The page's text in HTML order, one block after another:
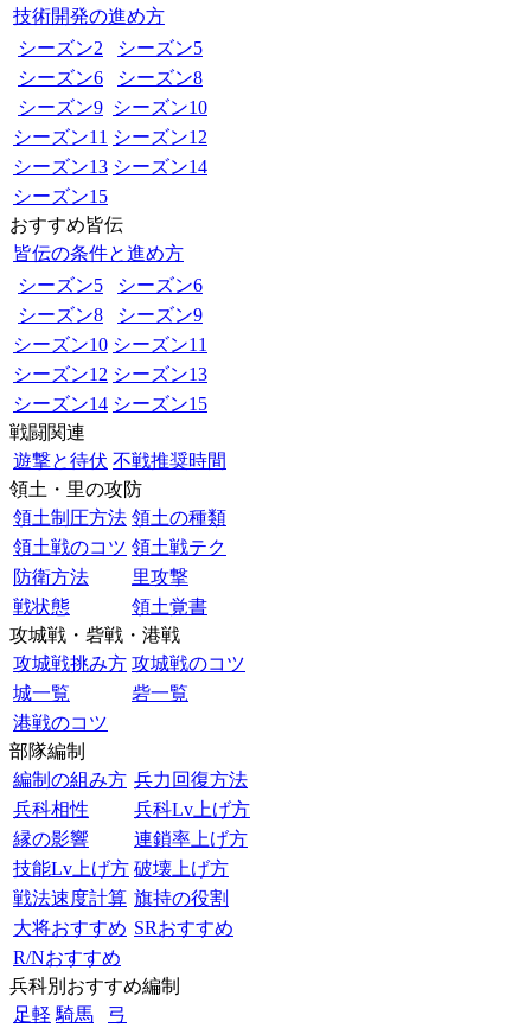
技術開発の進め方
シーズン2
シーズン5
シーズン6
シーズン8
シーズン9 シーズン10
シーズン11 シーズン12
シーズン13 シーズン14
シーズン15
おすすめ皆伝
皆伝の条件と進め方
シーズン5
シーズン6
シーズン8
シーズン9
シーズン10 シーズン11
シーズン12 シーズン13
シーズン14 シーズン15
戦闘関連
遊撃と待伏 不戦推奨時間
領土・里の攻防
領土制圧方法 領土の種類
領土戦のコツ 領土戦テク
防衛方法
里攻撃
戦状態
領土覚書
攻城戦・砦戦・港戦
攻城戦挑み方 攻城戦のコツ
城一覧
砦一覧
港戦のコツ
部隊編制
編制の組み方 兵力回復方法
兵科相性
兵科Lv上げ方
縁の影響
連鎖率上げ方
技能Lv上げ方 破壊上げ方
戦法速度計算 旗持の役割
大将おすすめ SRおすすめ
R/Nおすすめ
兵科別おすすめ編制
足軽 騎馬 弓